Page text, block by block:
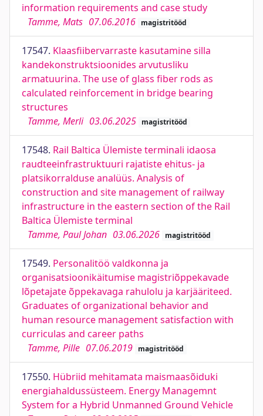
information requirements and case study
Tamme, Mats 07.06.2016 magistritööd
17547. Klaasfiibervarraste kasutamine silla
kandekonstruktsioonides arvutusliku
armatuurina. The use of glass fiber rods as
calculated reinforcement in bridge bearing
structures
Tamme, Merli 03.06.2025 magistritööd
17548. Rail Baltica Ülemiste terminali idaosa
raudteeinfrastruktuuri rajatiste ehitus- ja
platsikorralduse analüüs. Analysis of
construction and site management of railway
infrastructure in the eastern section of the Rail
Baltica Ülemiste terminal
Tamme, Paul Johan 03.06.2026 magistritööd
17549. Personalitöö valdkonna ja
organisatsioonikäitumise magistriõppekavade
lõpetajate õppekavaga rahulolu ja karjääriteed.
Graduates of organizational behavior and
human resource management satisfaction with
curriculas and career paths
Tamme, Pille 07.06.2019 magistritööd
17550. Hübriid mehitamata maismaasõiduki
energiahaldussüsteem. Energy Managemnt
System for a Hybrid Unmanned Ground Vehicle